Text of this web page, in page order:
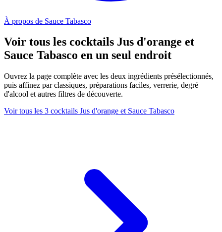
À propos de Sauce Tabasco
Voir tous les cocktails Jus d'orange et
Sauce Tabasco en un seul endroit
Ouvrez la page complète avec les deux ingrédients présélectionnés,
puis affinez par classiques, préparations faciles, verrerie, degré
d'alcool et autres filtres de découverte.
Voir tous les 3 cocktails Jus d'orange et Sauce Tabasco